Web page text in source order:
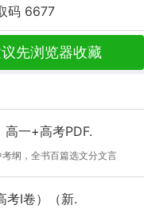
码 6677
先浏览器收藏
高一+高考PDF.
纲，全书百篇选文分文言
Ⅰ卷）（新.